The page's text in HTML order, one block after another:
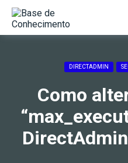
DIRECTADMIN
Como